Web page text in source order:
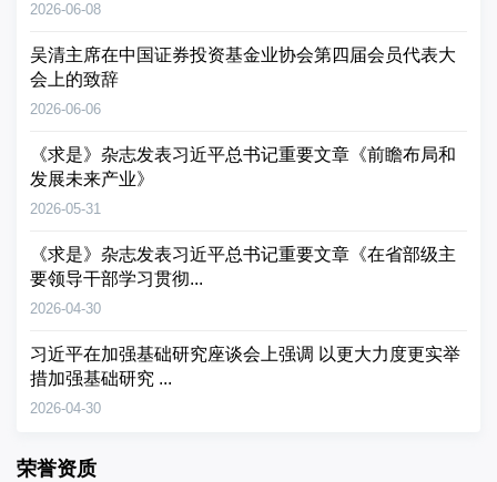
2026-06-08
吴清主席在中国证券投资基金业协会第四届会员代表大
会上的致辞
2026-06-06
《求是》杂志发表习近平总书记重要文章《前瞻布局和
发展未来产业》
2026-05-31
《求是》杂志发表习近平总书记重要文章《在省部级主
要领导干部学习贯彻...
2026-04-30
习近平在加强基础研究座谈会上强调 以更大力度更实举
措加强基础研究 ...
2026-04-30
荣誉资质